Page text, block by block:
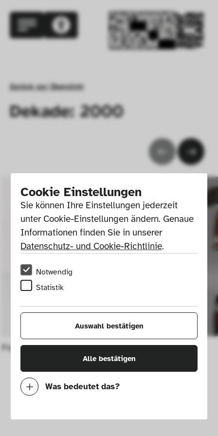
Cookie Einstellungen
Sie können Ihre Einstellungen jederzeit
unter Cookie-Einstellungen ändern. Genaue
Informationen finden Sie in unserer
Datenschutz- und Cookie-Richtlinie.
Notwendig
Statistik
Auswahl bestätigen
Alle bestätigen
Was bedeutet das?
Mit diesen Cookies können wir durch
Zurück zur Übersicht
Dekade: 2000
Parfum-Flacon "Echo" (Men) Drehstuhl